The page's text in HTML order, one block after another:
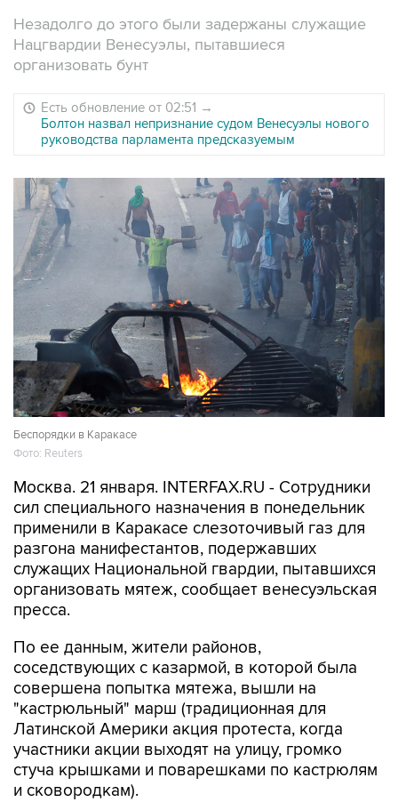
Незадолго до этого были задержаны служащие
Нацгвардии Венесуэлы, пытавшиеся
организовать бунт
Есть обновление от 02:51 →
Болтон назвал непризнание судом Венесуэлы нового
руководства парламента предсказуемым
Беспорядки в Каракасе
Фото: Reuters
Москва. 21 января. INTERFAX.RU - Сотрудники
сил специального назначения в понедельник
применили в Каракасе слезоточивый газ для
разгона манифестантов, подержавших
служащих Национальной гвардии, пытавшихся
организовать мятеж, сообщает венесуэльская
пресса.
По ее данным, жители районов,
соседствующих с казармой, в которой была
совершена попытка мятежа, вышли на
"кастрюльный" марш (традиционная для
Латинской Америки акция протеста, когда
участники акции выходят на улицу, громко
стуча крышками и поварешками по кастрюлям
и сковородкам).